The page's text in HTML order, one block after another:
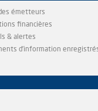
émetteurs
financières
& alertes
d’information